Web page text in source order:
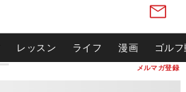
メルマガ登録
レッスン ライフ 漫画 ゴル